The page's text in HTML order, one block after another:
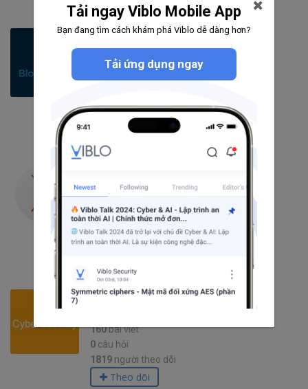
Blockchain
bài viết
11câu hỏi
Theo dõi
18bài viết
0câu hỏi
1067người theo dõi
Theo dõi
CyberSecurity
160bài viết
0 câu hỏi
1819 người theo dõi
Theo dõi
Tải ngay Viblo Mobile App
Bạn đang tìm cách khám phá Viblo dễ dàng hơn?
Tải ứng dụng ngay